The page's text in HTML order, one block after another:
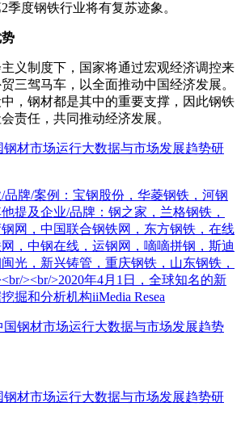
季度钢铁行业将有复苏迹象。
制度下，国家将通过宏观经济调控来
三驾马车，以全面推动中国经济发展。
，钢材都是其中的重要支撑，因此钢铁
责任，共同推动经济发展。
钢材市场运行大数据与市场发展趋势研
牌/案例：宝钢股份，华菱钢铁，河钢
提及企业/品牌：钢之家，兰格钢铁，
网，中国联合钢铁网，东方钢铁，在线
，中钢在线，运钢网，嘀嘀拼钢，斯迪
光，新兴铸管，重庆钢铁，山东钢铁，
><br/>2020年4月1日，全球知名的新
掘和分析机构iiMedia Resea
钢材市场运行大数据与市场发展趋势研